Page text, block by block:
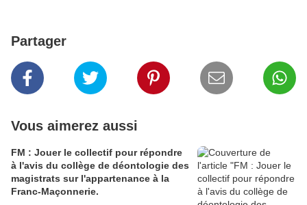
Partager
Vous aimerez aussi
FM : Jouer le collectif pour répondre
à l'avis du collège de déontologie des
magistrats sur l'appartenance à la
Franc-Maçonnerie.